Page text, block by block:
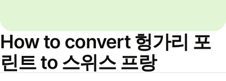
How to convert 헝가리 포
린트 to 스위스 프랑